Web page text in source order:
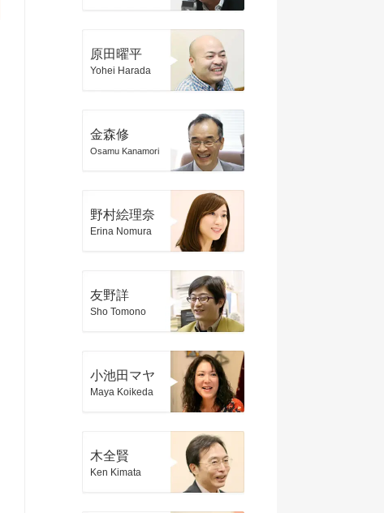
原田曜平
Yohei Harada
金森修
Osamu Kanamori
野村絵理奈
Erina Nomura
友野詳
Sho Tomono
小池田マヤ
Maya Koikeda
木全賢
Ken Kimata